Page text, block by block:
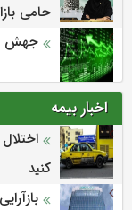
حامی
جهش ۱۲۳ هزار واحدی شاخص بورس
اخبار بیمه
کنید